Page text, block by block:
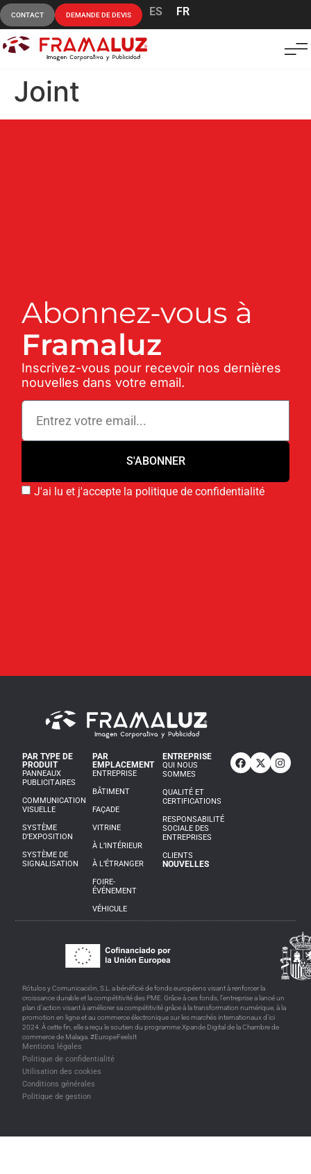
CONTACT DEMANDE DE DEVIS ES FR
Joint
Abonnez-vous à
Framaluz
Inscrivez-vous pour recevoir nos dernières
nouvelles dans votre email.
J'ai lu et j'accepte la politique de confidentialité
S'ABONNER
PAR TYPE DE
PRODUIT
PANNEAUX
PUBLICITAIRES
COMMUNICATION
VISUELLE
SYSTÈME
D’EXPOSITION
SYSTÈME DE
SIGNALISATION
PAR
EMPLACEMENT
ENTREPRISE
BÂTIMENT
FAÇADE
VITRINE
À L’INTÉRIEUR
À L’ÉTRANGER
FOIRE-
ÉVÉNEMENT
VÉHICULE
ENTREPRISE
QUI NOUS
SOMMES
QUALITÉ ET
CERTIFICATIONS
RESPONSABILITÉ
SOCIALE DES
ENTREPRISES
CLIENTS
NOUVELLES
Rótulos y Comunicación, S.L. a bénéficié de fonds européens visant à renforcer la
croissance durable et la compétitivité des PME. Grâce à ces fonds, l’entreprise a lancé un
plan d’action visant à améliorer sa compétitivité grâce à la transformation numérique, à la
promotion en ligne et au commerce électronique sur les marchés internationaux d’ici
2024. À cette fin, elle a reçu le soutien du programme Xpande Digital de la Chambre de
commerce de Malaga. #EuropeFeelsIt
Mentions légales
Politique de confidentialité
Utilisation des cookies
Conditions générales
Politique de gestion